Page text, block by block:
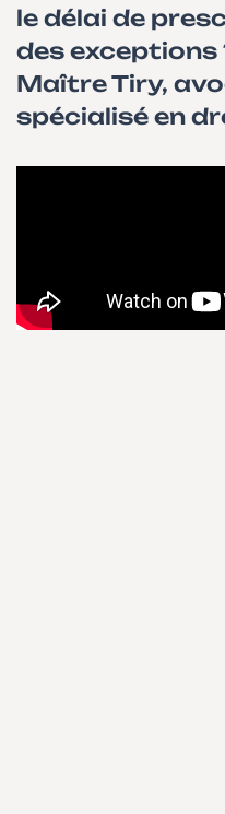
le délai de
des exceptions
Maître Tiry,
spécialisé en